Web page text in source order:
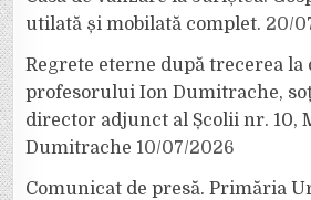
utilată și mobilată complet. 20/
Regrete eterne după trecerea la
profesorului Ion Dumitrache,
director adjunct al Școlii nr. 10,
Dumitrache 10/07/2026
Comunicat de presă. Primăria